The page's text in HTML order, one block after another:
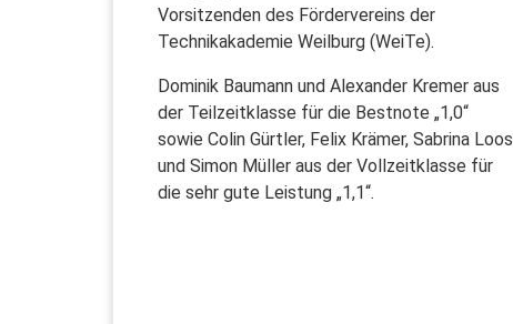
Vorsitzenden des Fördervereins der
Technikakademie Weilburg (WeiTe).
Dominik Baumann und Alexander Kremer aus
der Teilzeitklasse für die Bestnote „1,0“
sowie Colin Gürtler, Felix Krämer, Sabrina Loos
und Simon Müller aus der Vollzeitklasse für
die sehr gute Leistung „1,1“.